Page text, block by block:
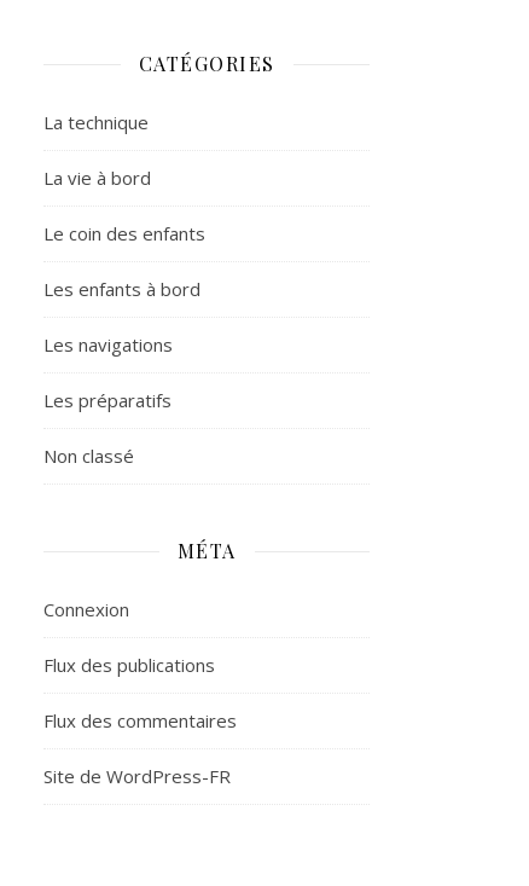
CATÉGORIES
La technique
La vie à bord
Le coin des enfants
Les enfants à bord
Les navigations
Les préparatifs
Non classé
MÉTA
Connexion
Flux des publications
Flux des commentaires
Site de WordPress-FR